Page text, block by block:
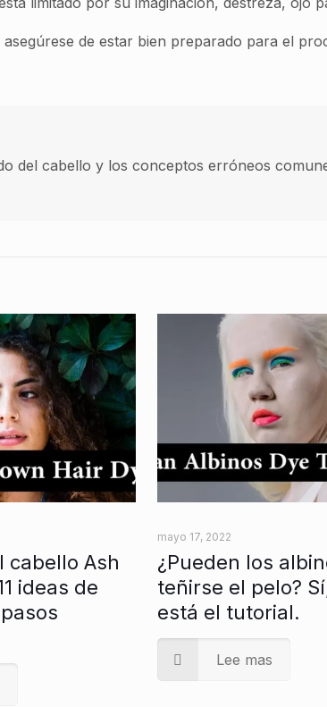
de estar bien preparado para el
del cabello y los conceptos erróneos
cabello Ash
ideas de
mayo 17, 2022
¿Pueden los
teñirse el pelo?
está el tutorial.
Lee mas